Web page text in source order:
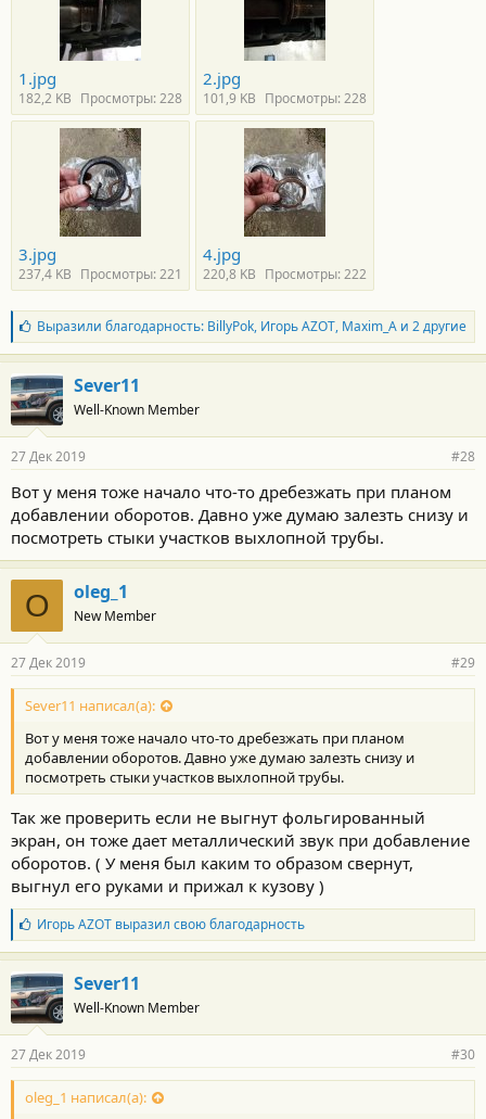
1.jpg
182,2 KB Просмотры: 228
2.jpg
101,9 KB Просмотры: 228
3.jpg
237,4 KB Просмотры: 221
4.jpg
220,8 KB Просмотры: 222
Б
л
а
г
о
д
а
н
с
т
и
Выразили благодарность: BillyPok, Игорь AZOT, Maxim_Aи 2 другие
Sever11
Well-Known Member
27 Дек 2019 #28
Вот у меня тоже начало что-то дребезжать при планом
добавлении оборотов. Давно уже думаю залезть снизу и
посмотреть стыки участков выхлопной трубы.
O oleg_1
New Member
27 Дек 2019 #29
Sever11 написал(а):
Вот у меня тоже начало что-то дребезжать при планом
добавлении оборотов. Давно уже думаю залезть снизу и
посмотреть стыки участков выхлопной трубы.
Так же проверить если не выгнут фольгированный
экран, он тоже дает металлический звук при добавление
оборотов. ( У меня был каким то образом свернут,
выгнул его руками и прижал к кузову )
Б
л
а
г
о
д
а
н
о
с
Игорь AZOTвыразил свою благодарность
Sever11
Well-Known Member
27 Дек 2019 #30
oleg_1 написал(а):